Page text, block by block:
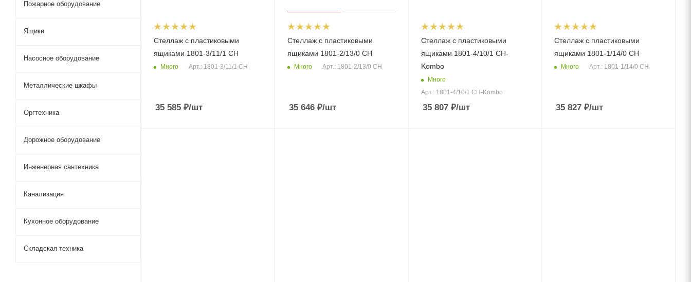
Стеллаж с пластиковыми
ящиками 1801-3/11/1 CH
Много Арт.: 1801-3/11/1 CH
35 585 ₽/шт
Стеллаж с пластиковыми
ящиками 1801-2/13/0 CH
Много Арт.: 1801-2/13/0 CH
35 646₽/шт
Стеллаж с пластиковыми
ящиками 1801-4/10/1 CH-
Kombo
Много
Арт.: 1801-4/10/1 CH-Kombo
35 807₽/шт
Стеллаж с пластиковыми
ящиками 1801-1/14/0 CH
Много Арт.: 1801-1/14/0 CH
35 827 ₽/шт
Пожарное оборудование
Ящики
Насосное оборудование
Металлические шкафы
Оргтехника
Дорожное оборудование
Инженерная сантехника
Канализация
Кухонное оборудование
Складская техника